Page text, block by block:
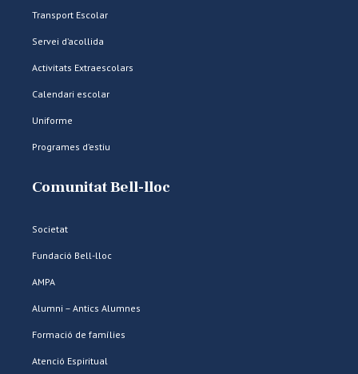
Transport Escolar
Servei d’acollida
Activitats Extraescolars
Calendari escolar
Uniforme
Programes d’estiu
Comunitat Bell-lloc
Societat
Fundació Bell-lloc
AMPA
Alumni – Antics Alumnes
Formació de famílies
Atenció Espiritual